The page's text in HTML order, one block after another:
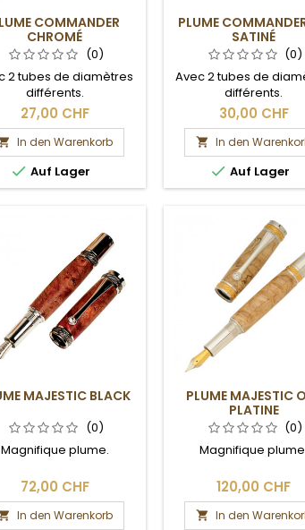
COMMANDER
CHROMÉ
(0)
2 tubes de diamètres
différents.
27,00 CHF
In den Warenkorb
 Auf Lager
PLUME
SATINÉ
(0)
Avec 2 tubes de
différents.
30,00 CHF
 In den
 Auf Lager
MAJESTIC BLACK
(0)
Magnifique plume.
72,00 CHF
In den Warenkorb
PLUME MAJESTIC
PLATINE
(0)
Magnifique
120,00 CHF
 In den